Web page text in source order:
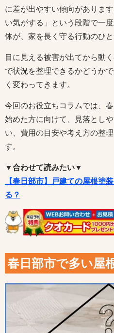
に差が出やすい傾向がありま
い気がする」という段階で一
体が、家を長く守る行動のひと
目に見える被害が出てから動
で状況を整理できるかどうか
く変わってきます。
今回のお役立ちコラムでは、
始めた方に向けて、見落とし
い、費用の目安や考え方の整
す。
▼合わせて読みたい▼
【春日部市】戸建ての屋根塗
る？
春日部市で多い屋